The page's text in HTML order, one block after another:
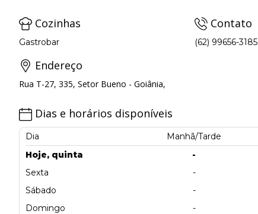
Cozinhas
Gastrobar
Contato
(62) 99656-3185
Endereço
Rua T-27, 335, Setor Bueno - Goiânia,
Dias e horários disponíveis
Dia Manhã/Tarde
Hoje, quinta
-
Sexta
-
Sábado
-
Domingo
-